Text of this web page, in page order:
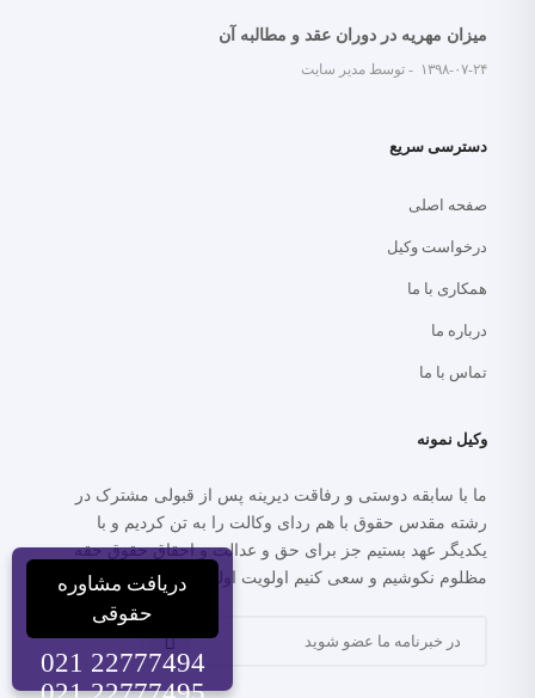
میزان مهریه در دوران عقد و مطالبه آن
۱۳۹۸-۰۷-۲۴ توسط مدیر سایت
دسترسی سریع
صفحه اصلی
درخواست وکیل
همکاری با ما
درباره ما
تماس با ما
وکیل نمونه
ما با سابقه دوستی و رفاقت دیرینه پس از قبولی مشترک در
رشته مقدس حقوق با هم ردای وکالت را به تن کردیم و با
یکدیگر عهد بستیم جز برای حق و عدالت و احقاق حقوق حقه
مظلوم نکوشیم و سعی کنیم اولویت اولمان عدالت خواهی باشد.
دریافت مشاوره
حقوقی
021 22777494